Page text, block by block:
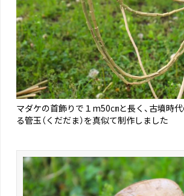
マダケの首飾りで１m50㎝と長く、古墳時
る管玉（くだだま）を真似て制作しました